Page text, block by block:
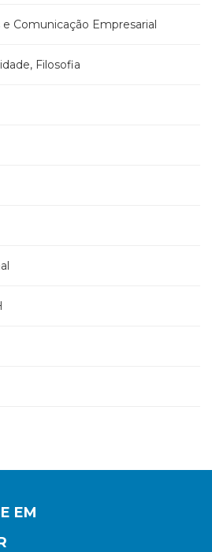
e Comunicação Empresarial
Filosofia
EM